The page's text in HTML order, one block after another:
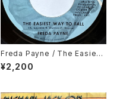
Freda Payne / The Easiest
Way To Fall
¥2,200